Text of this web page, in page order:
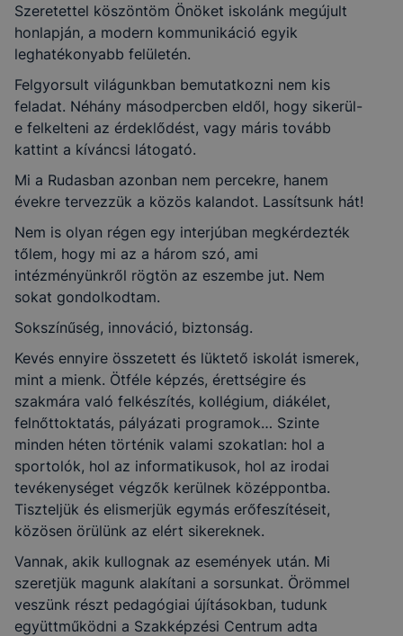
Szeretettel köszöntöm Önöket iskolánk megújult
honlapján, a modern kommunikáció egyik
leghatékonyabb felületén.
Felgyorsult világunkban bemutatkozni nem kis
feladat. Néhány másodpercben eldől, hogy sikerül-
e felkelteni az érdeklődést, vagy máris tovább
kattint a kíváncsi látogató.
Mi a Rudasban azonban nem percekre, hanem
évekre tervezzük a közös kalandot. Lassítsunk hát!
Nem is olyan régen egy interjúban megkérdezték
tőlem, hogy mi az a három szó, ami
intézményünkről rögtön az eszembe jut. Nem
sokat gondolkodtam.
Sokszínűség, innováció, biztonság.
Kevés ennyire összetett és lüktető iskolát ismerek,
mint a mienk. Ötféle képzés, érettségire és
szakmára való felkészítés, kollégium, diákélet,
felnőttoktatás, pályázati programok… Szinte
minden héten történik valami szokatlan: hol a
sportolók, hol az informatikusok, hol az irodai
tevékenységet végzők kerülnek középpontba.
Tiszteljük és elismerjük egymás erőfeszítéseit,
közösen örülünk az elért sikereknek.
Vannak, akik kullognak az események után. Mi
szeretjük magunk alakítani a sorsunkat. Örömmel
veszünk részt pedagógiai újításokban, tudunk
együttműködni a Szakképzési Centrum adta